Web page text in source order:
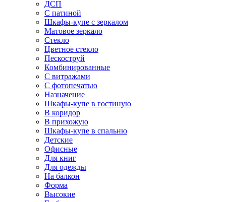
ДСП
С патиной
Шкафы-купе с зеркалом
Матовое зеркало
Стекло
Цветное стекло
Пескоструй
Комбинированные
С витражами
С фотопечатью
Назначение
Шкафы-купе в гостиную
В коридор
В прихожую
Шкафы-купе в спальню
Детские
Офисные
Для книг
Для одежды
На балкон
Форма
Высокие